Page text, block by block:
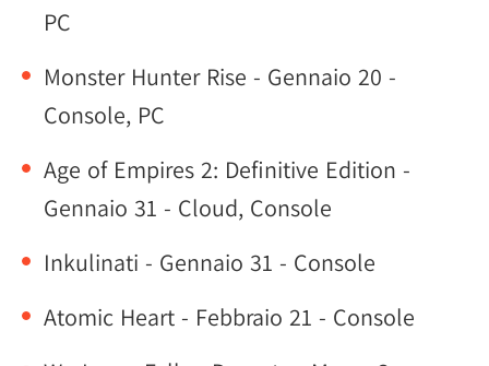
PC
Monster Hunter Rise - Gennaio 20 -
Console, PC
Age of Empires 2: Definitive Edition -
Gennaio 31 - Cloud, Console
Inkulinati - Gennaio 31 - Console
Atomic Heart - Febbraio 21 - Console